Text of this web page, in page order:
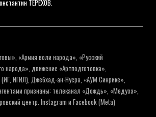
ТЕРЕХОВ.
«Армия воли народа», «Русский
движение «Артподготовка»,
ИГИЛ), Джебхад-ан-Нусра, «АУМ Синрике»,
признаны: телеканал «Дождь», «Медуза»,
центр. Instagram и Facebook (Metа)